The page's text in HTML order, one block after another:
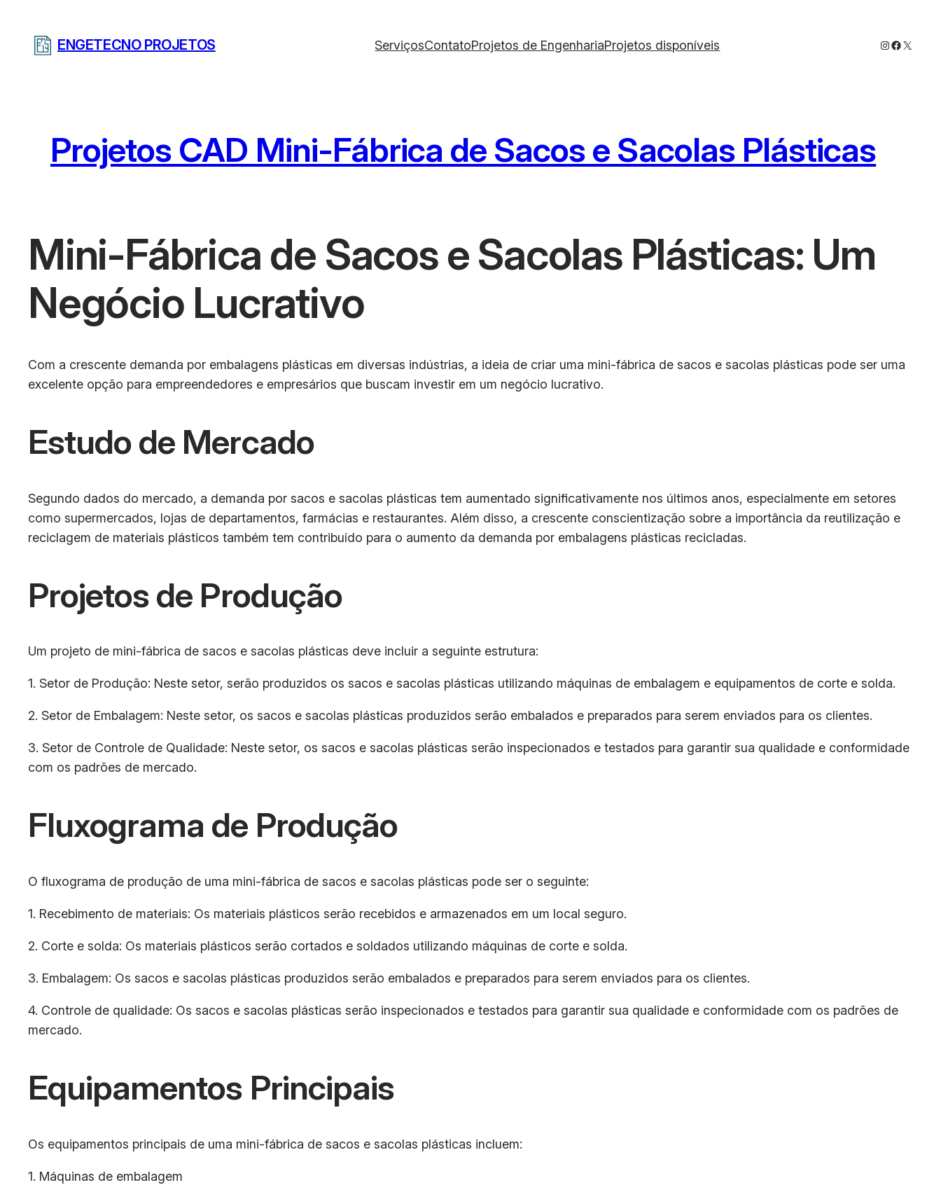
ENGETECNO PROJETOS ServiçosContatoProjetos de EngenhariaProjetos disponíveis Instagram
X
Projetos CAD Mini-Fábrica de Sacos e Sacolas Plásticas
Mini-Fábrica de Sacos e Sacolas Plásticas: Um
Negócio Lucrativo
Com a crescente demanda por embalagens plásticas em diversas indústrias, a ideia de criar uma mini-fábrica de sacos e sacolas plásticas pode ser uma
excelente opção para empreendedores e empresários que buscam investir em um negócio lucrativo.
Estudo de Mercado
Segundo dados do mercado, a demanda por sacos e sacolas plásticas tem aumentado significativamente nos últimos anos, especialmente em setores
como supermercados, lojas de departamentos, farmácias e restaurantes. Além disso, a crescente conscientização sobre a importância da reutilização e
reciclagem de materiais plásticos também tem contribuído para o aumento da demanda por embalagens plásticas recicladas.
Projetos de Produção
Um projeto de mini-fábrica de sacos e sacolas plásticas deve incluir a seguinte estrutura:
1. Setor de Produção: Neste setor, serão produzidos os sacos e sacolas plásticas utilizando máquinas de embalagem e equipamentos de corte e solda.
2. Setor de Embalagem: Neste setor, os sacos e sacolas plásticas produzidos serão embalados e preparados para serem enviados para os clientes.
3. Setor de Controle de Qualidade: Neste setor, os sacos e sacolas plásticas serão inspecionados e testados para garantir sua qualidade e conformidade
com os padrões de mercado.
Fluxograma de Produção
O fluxograma de produção de uma mini-fábrica de sacos e sacolas plásticas pode ser o seguinte:
1. Recebimento de materiais: Os materiais plásticos serão recebidos e armazenados em um local seguro.
2. Corte e solda: Os materiais plásticos serão cortados e soldados utilizando máquinas de corte e solda.
3. Embalagem: Os sacos e sacolas plásticas produzidos serão embalados e preparados para serem enviados para os clientes.
4. Controle de qualidade: Os sacos e sacolas plásticas serão inspecionados e testados para garantir sua qualidade e conformidade com os padrões de
mercado.
Equipamentos Principais
Os equipamentos principais de uma mini-fábrica de sacos e sacolas plásticas incluem:
1. Máquinas de embalagem